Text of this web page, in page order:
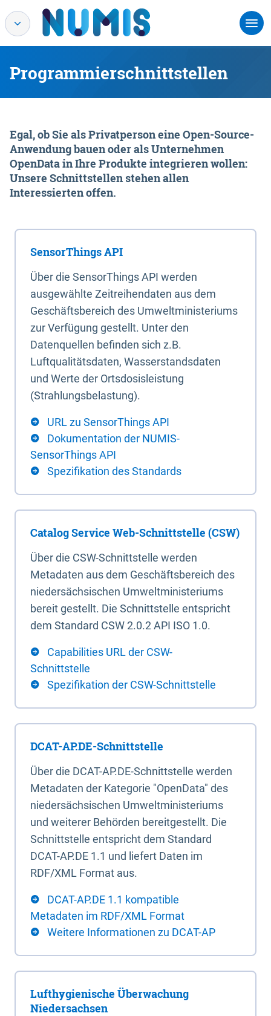
Programmierschnittstellen
Egal, ob Sie als Privatperson eine Open-Source-
Anwendung bauen oder als Unternehmen
OpenData in Ihre Produkte integrieren wollen:
Unsere Schnittstellen stehen allen
Interessierten offen.
SensorThings API
Über die SensorThings API werden
ausgewählte Zeitreihendaten aus dem
Geschäftsbereich des Umweltministeriums
zur Verfügung gestellt. Unter den
Datenquellen befinden sich z.B.
Luftqualitätsdaten, Wasserstandsdaten
und Werte der Ortsdosisleistung
(Strahlungsbelastung).
URL zu SensorThings API
Dokumentation der NUMIS-
SensorThings API
Spezifikation des Standards
Catalog Service Web-Schnittstelle (CSW)
Über die CSW-Schnittstelle werden
Metadaten aus dem Geschäftsbereich des
niedersächsischen Umweltministeriums
bereit gestellt. Die Schnittstelle entspricht
dem Standard CSW 2.0.2 API ISO 1.0.
Capabilities URL der CSW-
Schnittstelle
Spezifikation der CSW-Schnittstelle
DCAT-AP.DE-Schnittstelle
Über die DCAT-AP.DE-Schnittstelle werden
Metadaten der Kategorie "OpenData" des
niedersächsischen Umweltministeriums
und weiterer Behörden bereitgestellt. Die
Schnittstelle entspricht dem Standard
DCAT-AP.DE 1.1 und liefert Daten im
RDF/XML Format aus.
DCAT-AP.DE 1.1 kompatible
Metadaten im RDF/XML Format
Weitere Informationen zu DCAT-AP
Lufthygienische Überwachung
Niedersachsen